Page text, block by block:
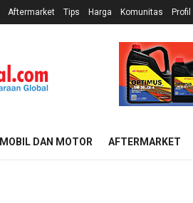
Aftermarket Tips Harga Komunitas Profil
MOBIL DAN MOTOR AFTERMARKET